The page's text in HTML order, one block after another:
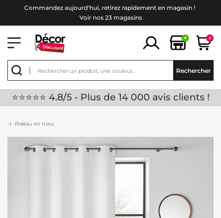
Commandez aujourd'hui, retirez rapidement en magasin !
Voir nos 23 magasins
+ 0
Rechercher
⭐⭐⭐⭐⭐ 4.8/5 - Plus de 14 000 avis clients !
Rideau en tissu